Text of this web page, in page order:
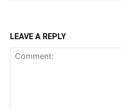
LEAVE A REPLY